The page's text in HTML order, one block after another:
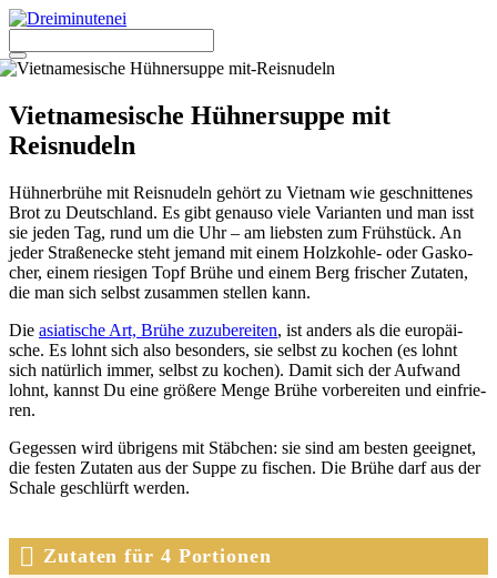
Zum
springen
Menü
Vietnamesische Hühnersuppe mit
Reisnudeln
Hüh­ner­brü­he mit Reis­nu­deln gehört zu Viet­nam wie geschnit­te­nes
Brot zu Deutsch­land. Es gibt genau­so vie­le Vari­an­ten und man isst
sie jeden Tag, rund um die Uhr – am liebs­ten zum Früh­stück. An
jeder Stra­ßen­ecke steht jemand mit einem Holz­koh­le- oder Gas­ko­
cher, einem rie­si­gen Topf Brü­he und einem Berg fri­scher Zuta­ten,
die man sich selbst zusam­men stel­len kann.
Die asia­ti­sche Art, Brü­he zuzu­be­rei­ten, ist anders als die euro­päi­
sche. Es lohnt sich also beson­ders, sie selbst zu kochen (es lohnt
sich natür­lich immer, selbst zu kochen). Damit sich der Auf­wand
lohnt, kannst Du eine grö­ße­re Men­ge Brü­he vor­be­rei­ten und ein­frie­
ren.
Geges­sen wird übri­gens mit Stäb­chen: sie sind am bes­ten geeig­net,
die fes­ten Zuta­ten aus der Sup­pe zu fischen. Die Brü­he darf aus der
Scha­le geschlürft wer­den.
Zutaten für 4 Portionen